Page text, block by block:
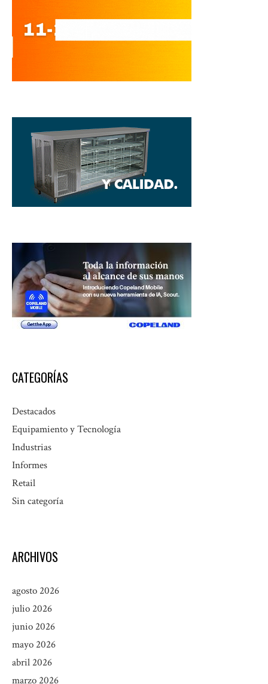
CATEGORÍAS
Destacados
Equipamiento y Tecnología
Industrias
Informes
Retail
Sin categoría
ARCHIVOS
agosto 2026
julio 2026
junio 2026
mayo 2026
abril 2026
marzo 2026